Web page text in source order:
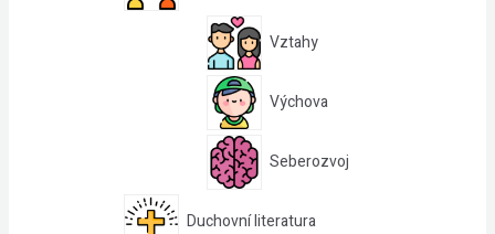
Vztahy
Výchova
Seberozvoj
Duchovní literatura